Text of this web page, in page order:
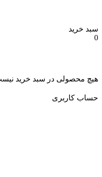
خرید
محصولی در سبد خرید نیست.
کاربری